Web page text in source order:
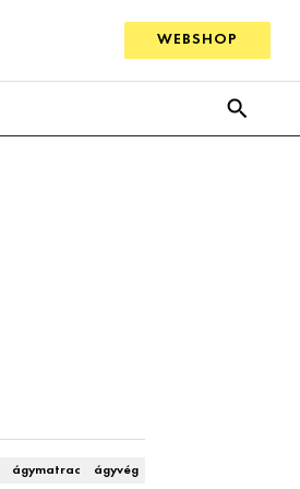
WEBSHOP
ágymatrac ágyvég